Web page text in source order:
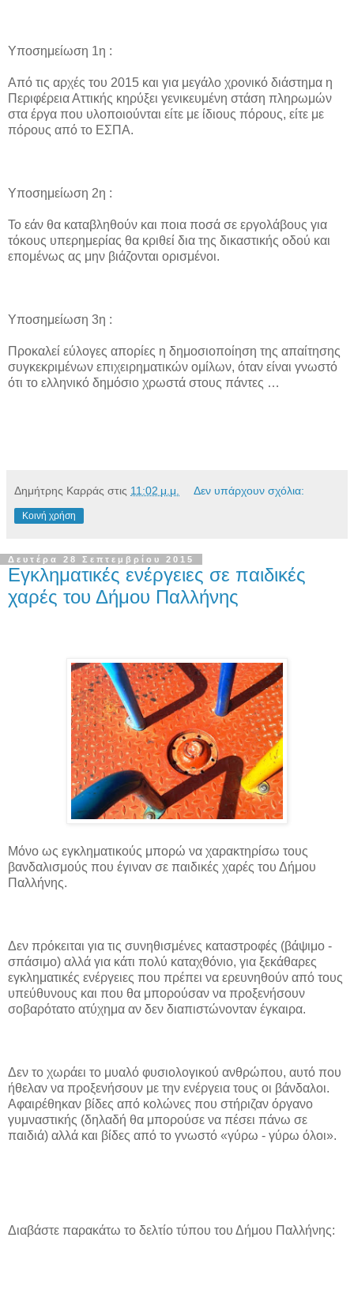
Υποσημείωση 1η :
Από τις αρχές του 2015 και για μεγάλο χρονικό διάστημα η
Περιφέρεια Αττικής κηρύξει γενικευμένη στάση πληρωμών
στα έργα που υλοποιούνται είτε με ίδιους πόρους, είτε με
πόρους από το ΕΣΠΑ.
Υποσημείωση 2η :
Το εάν θα καταβληθούν και ποια ποσά σε εργολάβους για
τόκους υπερημερίας θα κριθεί δια της δικαστικής οδού και
επομένως ας μην βιάζονται ορισμένοι.
Υποσημείωση 3η :
Προκαλεί εύλογες απορίες η δημοσιοποίηση της απαίτησης
συγκεκριμένων επιχειρηματικών ομίλων, όταν είναι γνωστό
ότι το ελληνικό δημόσιο χρωστά στους πάντες …
Δημήτρης Καρράς στις 11:02 μ.μ. Δεν υπάρχουν σχόλια:
Κοινή χρήση
Δευτέρα 28 Σεπτεμβρίου 2015
Εγκληματικές ενέργειες σε παιδικές
χαρές του Δήμου Παλλήνης
Μόνο ως εγκληματικούς μπορώ να χαρακτηρίσω τους
βανδαλισμούς που έγιναν σε παιδικές χαρές του Δήμου
Παλλήνης.
Δεν πρόκειται για τις συνηθισμένες καταστροφές (βάψιμο -
σπάσιμο) αλλά για κάτι πολύ καταχθόνιο, για ξεκάθαρες
εγκληματικές ενέργειες που πρέπει να ερευνηθούν από τους
υπεύθυνους και που θα μπορούσαν να προξενήσουν
σοβαρότατο ατύχημα αν δεν διαπιστώνονταν έγκαιρα.
Δεν το χωράει το μυαλό φυσιολογικού ανθρώπου, αυτό που
ήθελαν να προξενήσουν με την ενέργεια τους οι βάνδαλοι.
Αφαιρέθηκαν βίδες από κολώνες που στήριζαν όργανο
γυμναστικής (δηλαδή θα μπορούσε να πέσει πάνω σε
παιδιά) αλλά και βίδες από το γνωστό «γύρω - γύρω όλοι».
Διαβάστε παρακάτω το δελτίο τύπου του Δήμου Παλλήνης: